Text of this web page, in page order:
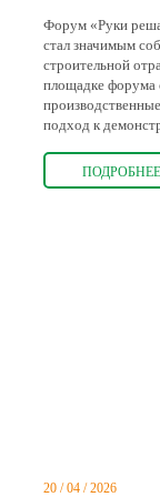
Форум «Руки
стал значимым
строительной
площадке форума
подход к
ПОДРОБНЕЕ
20 / 04 / 2026